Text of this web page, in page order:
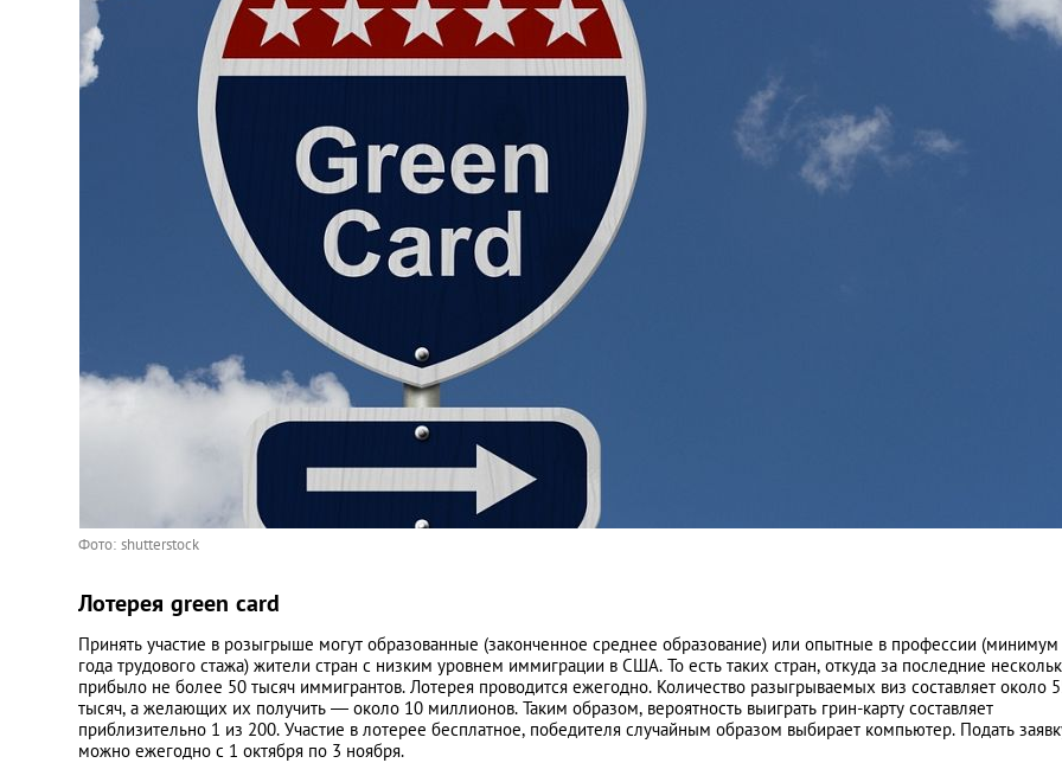
Словакия
Таиланд
Украина
Франция
Черногория
Эстония
Фото: shutterstock
Лотерея green card
Принять участие в розыгрыше могут образованные (законченное среднее образование) или опытные в профессии (минимум
года трудового стажа) жители стран с низким уровнем иммиграции в США. То есть таких стран, откуда за последние
прибыло не более 50 тысяч иммигрантов. Лотерея проводится ежегодно. Количество разыгрываемых виз составляет около
тысяч, а желающих их получить — около 10 миллионов. Таким образом, вероятность выиграть грин-карту составляет
приблизительно 1 из 200. Участие в лотерее бесплатное, победителя случайным образом выбирает компьютер. Подать
можно ежегодно с 1 октября по 3 ноября.